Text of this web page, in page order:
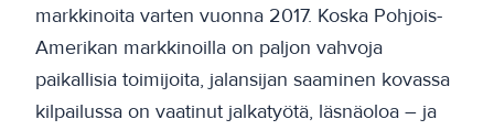
markkinoita varten vuonna 2017. Koska Pohjois-
Amerikan markkinoilla on paljon vahvoja
paikallisia toimijoita, jalansijan saaminen kovassa
kilpailussa on vaatinut jalkatyötä, läsnäoloa – ja